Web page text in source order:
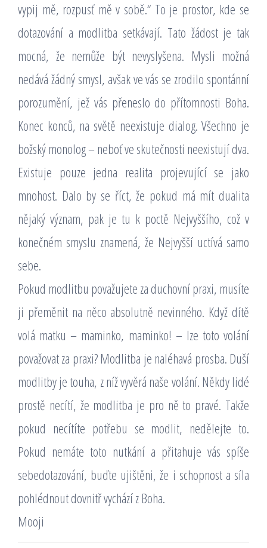
vypij mě, rozpusť mě v sobě.“ To je prostor, kde se
dotazování a modlitba setkávají. Tato žádost je tak
mocná, že nemůže být nevyslyšena. Mysli možná
nedává žádný smysl, avšak ve vás se zrodilo spontánní
porozumění, jež vás přeneslo do přítomnosti Boha.
Konec konců, na světě neexistuje dialog. Všechno je
božský monolog – neboť ve skutečnosti neexistují dva.
Existuje pouze jedna realita projevující se jako
mnohost. Dalo by se říct, že pokud má mít dualita
nějaký význam, pak je tu k poctě Nejvyššího, což v
konečném smyslu znamená, že Nejvyšší uctívá samo
sebe.
Pokud modlitbu považujete za duchovní praxi, musíte
ji přeměnit na něco absolutně nevinného. Když dítě
volá matku – maminko, maminko! – lze toto volání
považovat za praxi? Modlitba je naléhavá prosba. Duší
modlitby je touha, z níž vyvěrá naše volání. Někdy lidé
prostě necítí, že modlitba je pro ně to pravé. Takže
pokud necítíte potřebu se modlit, nedělejte to.
Pokud nemáte toto nutkání a přitahuje vás spíše
sebedotazování, buďte ujištěni, že i schopnost a síla
pohlédnout dovnitř vychází z Boha.
Mooji